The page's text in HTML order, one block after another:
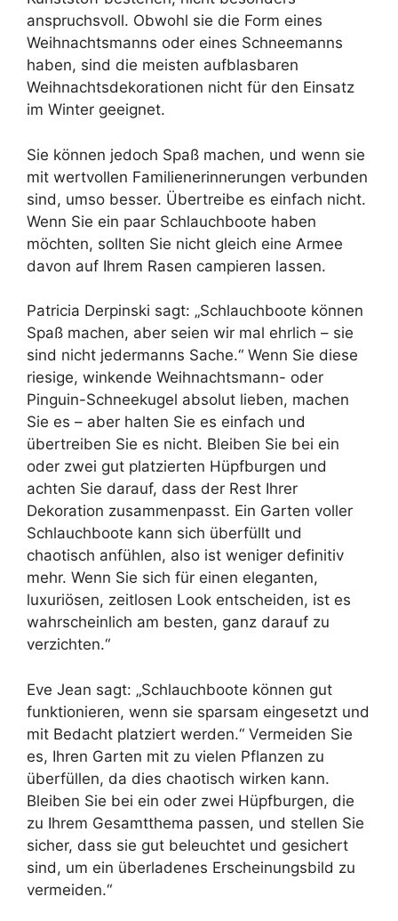
anspruchsvoll. Obwohl sie die Form eines
Weihnachtsmanns oder eines Schneemanns
haben, sind die meisten aufblasbaren
Weihnachtsdekorationen nicht für den Einsatz
im Winter geeignet.
Sie können jedoch Spaß machen, und wenn sie
mit wertvollen Familienerinnerungen verbunden
sind, umso besser. Übertreibe es einfach nicht.
Wenn Sie ein paar Schlauchboote haben
möchten, sollten Sie nicht gleich eine Armee
davon auf Ihrem Rasen campieren lassen.
Patricia Derpinski sagt: „Schlauchboote können
Spaß machen, aber seien wir mal ehrlich – sie
sind nicht jedermanns Sache.“ Wenn Sie diese
riesige, winkende Weihnachtsmann- oder
Pinguin-Schneekugel absolut lieben, machen
Sie es – aber halten Sie es einfach und
übertreiben Sie es nicht. Bleiben Sie bei ein
oder zwei gut platzierten Hüpfburgen und
achten Sie darauf, dass der Rest Ihrer
Dekoration zusammenpasst. Ein Garten voller
Schlauchboote kann sich überfüllt und
chaotisch anfühlen, also ist weniger definitiv
mehr. Wenn Sie sich für einen eleganten,
luxuriösen, zeitlosen Look entscheiden, ist es
wahrscheinlich am besten, ganz darauf zu
verzichten.“
Eve Jean sagt: „Schlauchboote können gut
funktionieren, wenn sie sparsam eingesetzt und
mit Bedacht platziert werden.“ Vermeiden Sie
es, Ihren Garten mit zu vielen Pflanzen zu
überfüllen, da dies chaotisch wirken kann.
Bleiben Sie bei ein oder zwei Hüpfburgen, die
zu Ihrem Gesamtthema passen, und stellen Sie
sicher, dass sie gut beleuchtet und gesichert
sind, um ein überladenes Erscheinungsbild zu
vermeiden.“